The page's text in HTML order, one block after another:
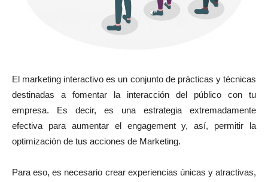
El marketing interactivo es un conjunto de prácticas y técnicas
destinadas a fomentar la interacción del público con tu
empresa. Es decir, es una estrategia extremadamente
efectiva para aumentar el engagement y, así, permitir la
optimización de tus acciones de Marketing.
Para eso, es necesario crear experiencias únicas y atractivas,